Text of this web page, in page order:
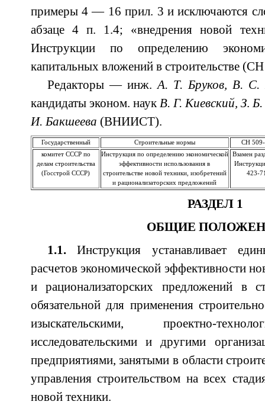
примеры 4 — 16 прил. 3 и исключаются
абзаце 4 п. 1.4; «внедрения новой
Инструкции по определению
капитальных вложений в строительстве
Редакторы — инж. А. Т. Бруков, В.
кандидаты эконом. наук В. Г. Киевский, З.
И. Бакшеева (ВНИИСТ).
Государственный Строительные нормы
СН
комитет СССР по
делам строительства
(Госстрой СССР)
Инструкция по определению экономической
эффективности использования в
строительстве новой техники, изобретений
и рационализаторских предложений
Взамен
423-
РАЗДЕЛ 1
ОБЩИЕ
1.1.Инструкция устанавливает
расчетов экономической эффективности
и рационализаторских предложений в
обязательной для применения
изыскательскими, проектно-
исследовательскими и другими
предприятиями, занятыми в области
управления строительством на всех
новой техники.